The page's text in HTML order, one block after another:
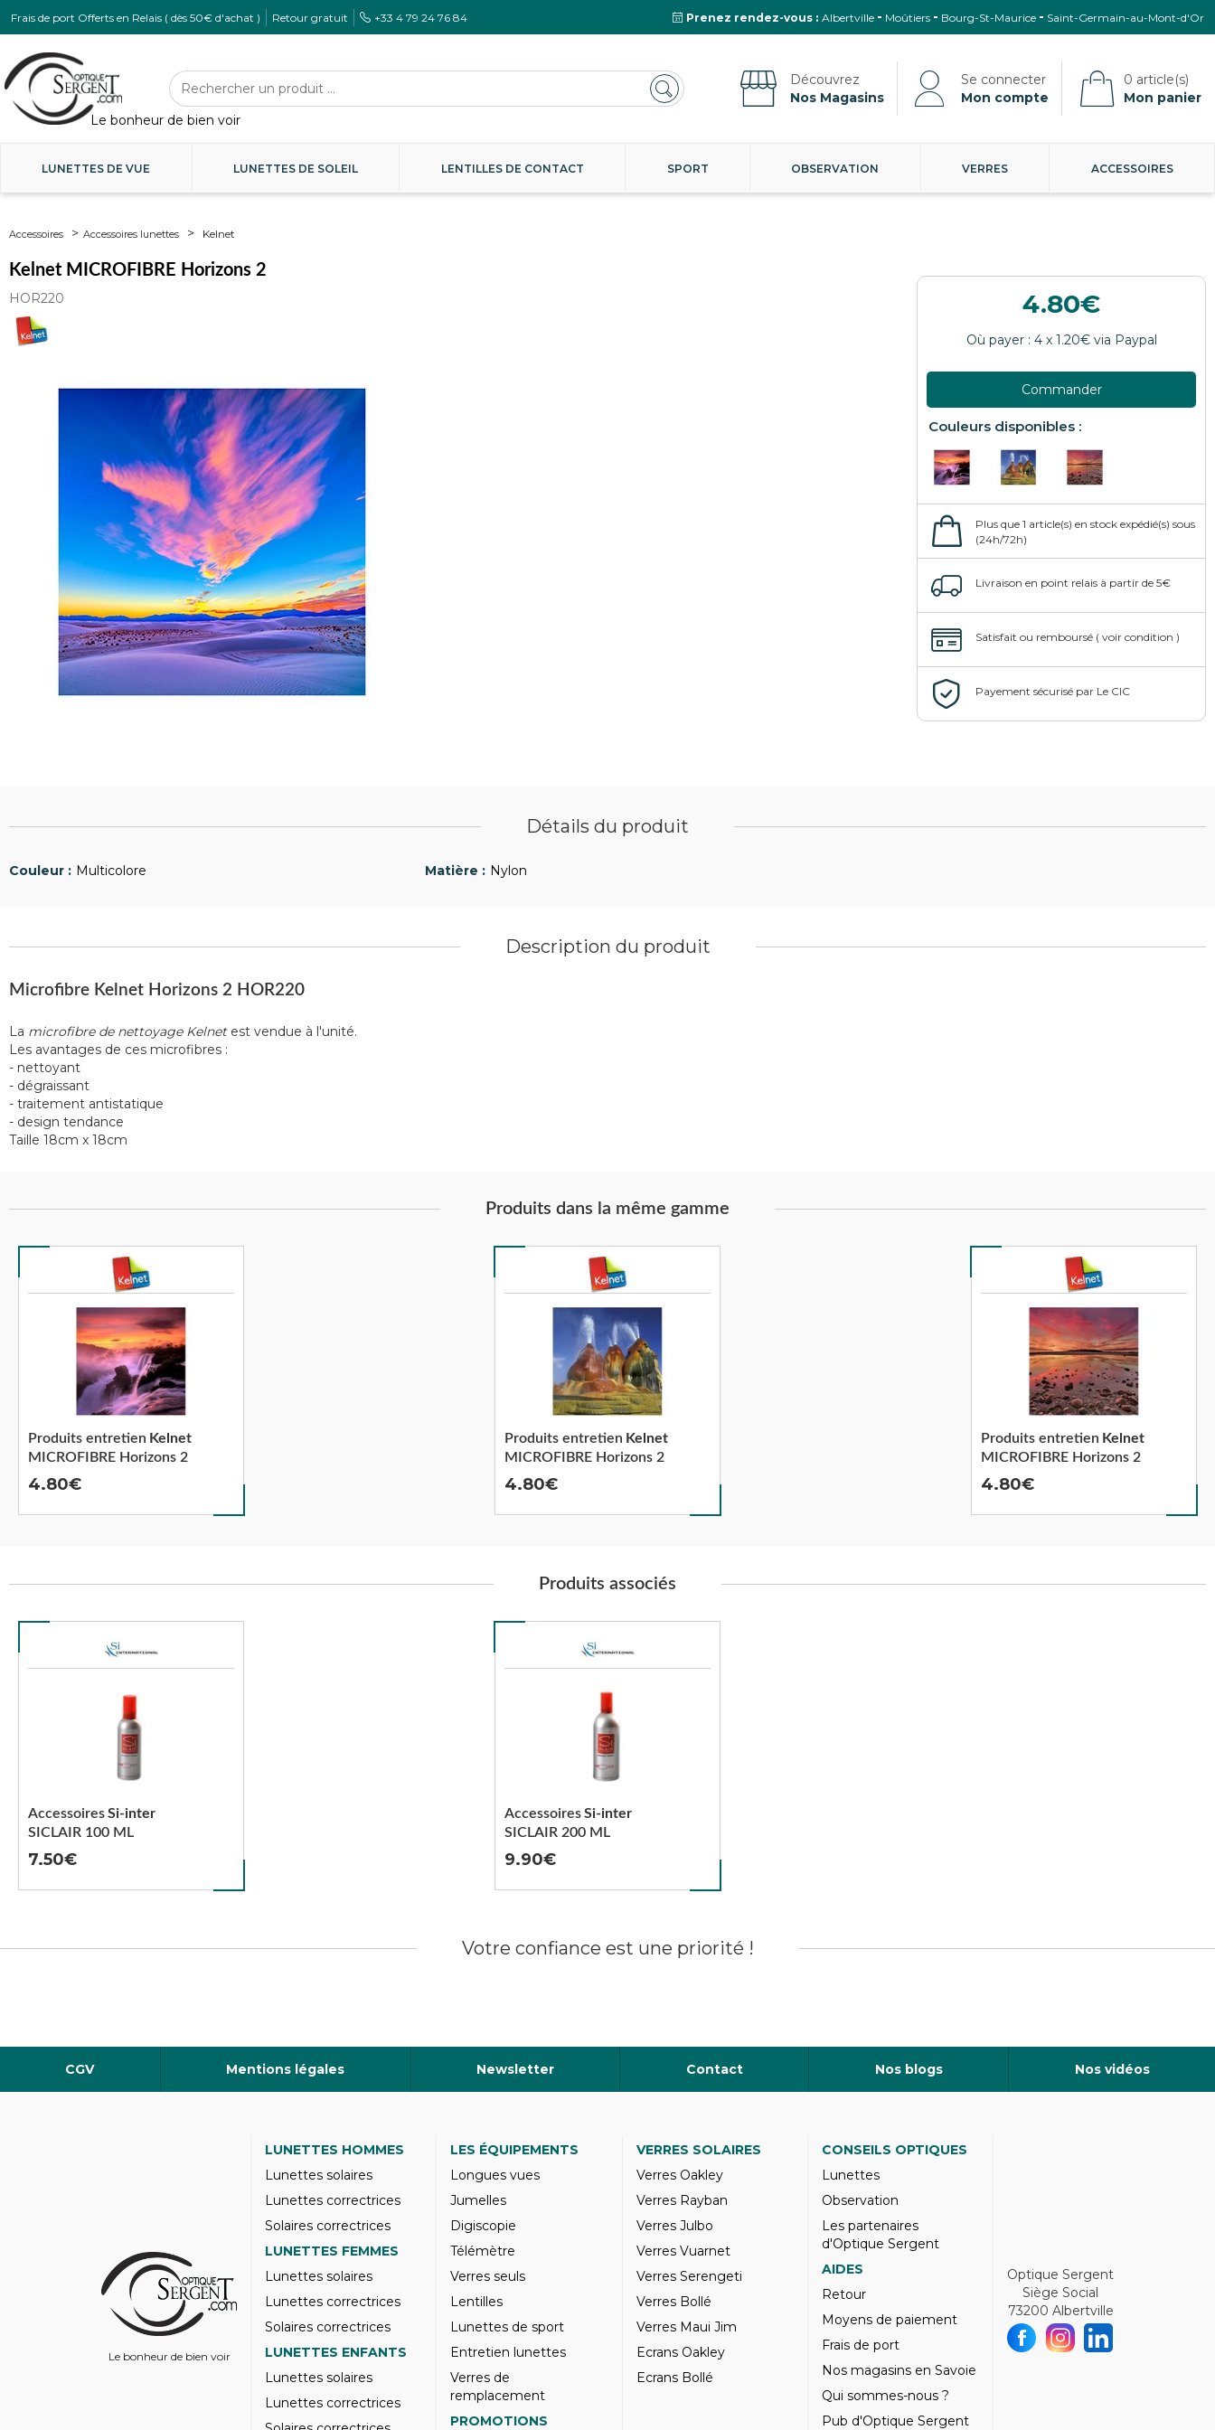
Frais de port Offerts en Relais ( dès 50€ d'achat ) Retour gratuit +33 4 79 24 76 84 Prenez rendez-vous : Albertville Moûtiers Bourg-St-Maurice Saint-Germain-au-Mont-d'Or
Nos Magasins Mon compte Mon panier
LUNETTES DE VUE LUNETTES DE SOLEIL LENTILLES DE CONTACT SPORT OBSERVATION VERRES ACCESSOIRES
Accessoires Accessoires lunettes Kelnet
Kelnet MICROFIBRE Horizons 2
HOR220 4.80
Commander
Détails du produit
Multicolore Nylon
Description du produit
Microfibre Kelnet Horizons 2 HOR220
La microfibre de nettoyage Kelnetest vendue à l'unité.
Les avantages de ces microfibres :
- nettoyant
- dégraissant
- traitement antistatique
- design tendance
Taille 18cm x 18cm
Produits dans la même gamme
MICROFIBRE Horizons 2
Produits entretien Kelnet
4.80
MICROFIBRE Horizons 2
Produits entretien Kelnet
4.80
MICROFIBRE Horizons 2
Produits entretien Kelnet
4.80
Produits associés
SICLAIR 100 ML
AccessoiresSi-inter
7.50
SICLAIR 200 ML
AccessoiresSi-inter
9.90
Votre confiance est une priorité !
CGV Mentions légales Newsletter Contact Nos blogs Nos vidéos
Le bonheur de bien voir
LUNETTES HOMMES
Lunettes solaires
Lunettes correctrices
Solaires correctrices
LUNETTES FEMMES
Lunettes solaires
Lunettes correctrices
Solaires correctrices
LUNETTES ENFANTS
Lunettes solaires
Lunettes correctrices
LES ÉQUIPEMENTS
Longues vues
Jumelles
Digiscopie
Télémètre
Verres seuls
Lentilles
Lunettes de sport
Entretien lunettes
Verres de
remplacement
PROMOTIONS
VERRES SOLAIRES
Verres Oakley
Verres Rayban
Verres Julbo
Verres Vuarnet
Verres Serengeti
Verres Bollé
Verres Maui Jim
Ecrans Oakley
Ecrans Bollé
CONSEILS OPTIQUES
Lunettes
Observation
Les partenaires
d'Optique Sergent
AIDES
Retour
Moyens de paiement
Frais de port
Nos magasins en Savoie
Qui sommes-nous ?
Pub d'Optique Sergent
Optique Sergent
Siège Social
73200 Albertville